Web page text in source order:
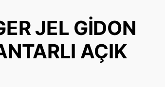
JEL GİDON
AÇIK